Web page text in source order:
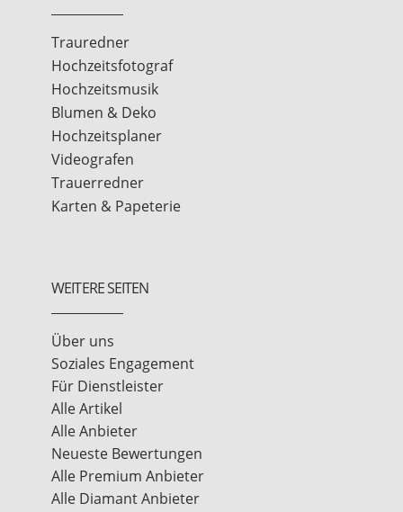
Trauredner
Hochzeitsfotograf
Hochzeitsmusik
Blumen & Deko
Hochzeitsplaner
Videografen
Trauerredner
Karten & Papeterie
WEITERE SEITEN
Über uns
Soziales Engagement
Für Dienstleister
Alle Artikel
Alle Anbieter
Neueste Bewertungen
Alle Premium Anbieter
Alle Diamant Anbieter